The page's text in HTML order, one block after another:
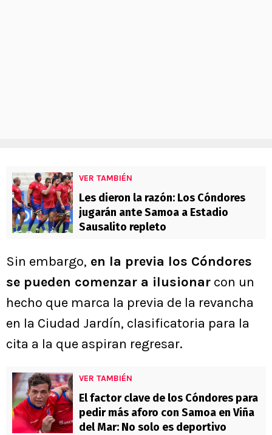
VER TAMBIÉN
Les dieron la razón: Los Cóndores
jugarán ante Samoa a Estadio
Sausalito repleto
Sin embargo, en la previa los Cóndores
se pueden comenzar a ilusionar con un
hecho que marca la previa de la revancha
en la Ciudad Jardín, clasificatoria para la
cita a la que aspiran regresar.
VER TAMBIÉN
El factor clave de los Cóndores para
pedir más aforo con Samoa en Viña
del Mar: No solo es deportivo